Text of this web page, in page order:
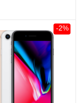
-2%